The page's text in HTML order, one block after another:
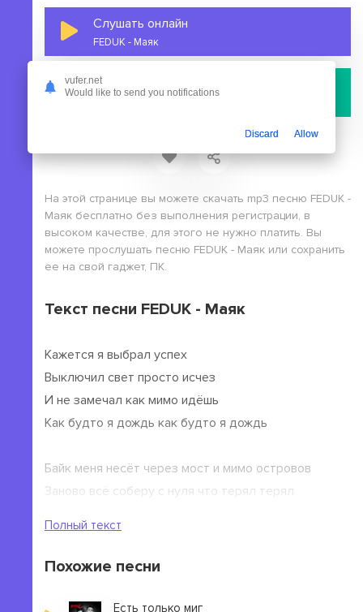
Слушать онлайн
FEDUK - Маяк
Скачать
На этой странице вы можете скачать mp3 песню FEDUK -
Маяк бесплатно без выполнения регистрации, в
высоком качестве, для этого не нужно платить. Вы
можете прослушать песню FEDUK - Маяк или сохранить
ее на свой гаджет, ПК.
Текст песни FEDUK - Маяк
Кажется я выбрал успех
Выключил свет просто исчез
И не замечал как мимо идёшь
Как будто я дождь как будто я дождь
Байк меня несёт через мост и мимо островов
Заново всё соберу с нуля что терял терял
Мои следы ветер украл
Полный текст
Похожие песни
Есть только миг
vufer.net
Would like to send you notifications
Discard Allow